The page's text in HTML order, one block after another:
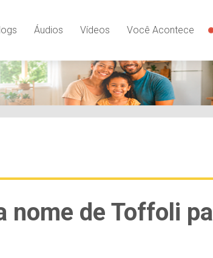
Áudios Vídeos Você Acontece
nome de Toffoli